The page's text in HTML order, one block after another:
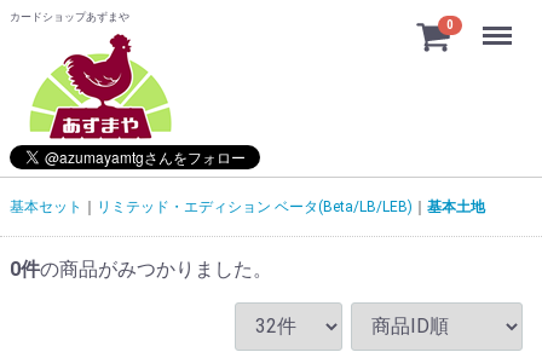
カードショップあずまや
0 Menu
基本セット リミテッド・エディション ベータ(Beta/LB/LEB) 基本土地
0件の商品がみつかりました。